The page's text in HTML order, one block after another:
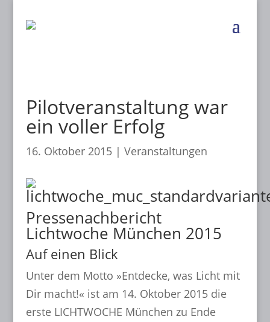
Pilotveranstaltung war
ein voller Erfolg
16. Oktober 2015| Veranstaltungen
Pressenachbericht
Lichtwoche München 2015
Auf einen Blick
Unter dem Motto »Entdecke, was Licht mit
Dir macht!« ist am 14. Oktober 2015 die
erste LICHTWOCHE München zu Ende